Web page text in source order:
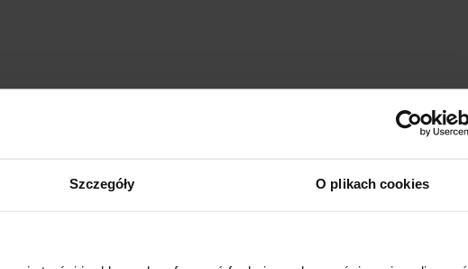
Szczegóły O plikach cookies
пробіотики?
містять пробіотичні бактерії. Найпоширенішими продуктами є